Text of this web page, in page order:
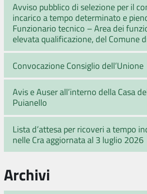
Avviso pubblico di selezione per il
incarico a tempo determinato e
Funzionario tecnico – Area dei
elevata qualificazione, del Comune
Convocazione Consiglio dell’Unione
Avis e Auser all’interno della Casa
Puianello
Lista d’attesa per ricoveri a tempo
nelle Cra aggiornata al 3 luglio 2026
Archivi